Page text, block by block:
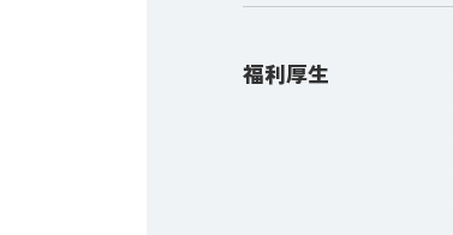
福利厚生